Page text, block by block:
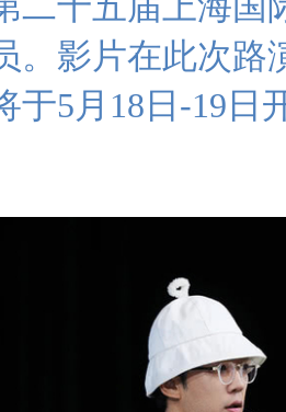
。影片在此次路
于5月18日-19日